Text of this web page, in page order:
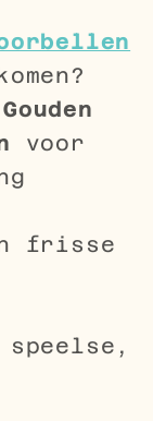
Gouden
voor
frisse